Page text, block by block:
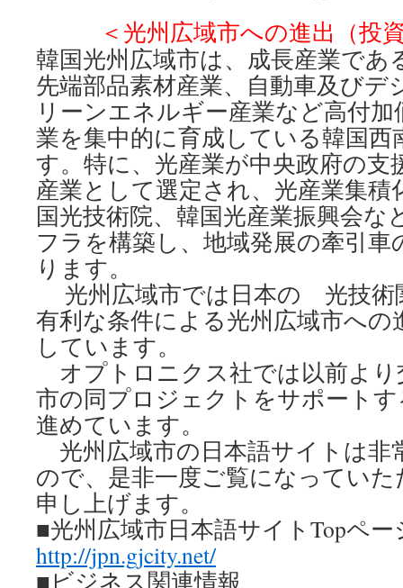
＜光州広域市への進出（投
韓国光州広域市は、成長産業であ
先端部品素材産業、自動車及びデ
リーンエネルギー産業など高付
業を集中的に育成している韓国西
す。特に、光産業が中央政府の支
産業として選定され、光産業集積
国光技術院、韓国光産業振興会な
フラを構築し、地域発展の牽引
ります。
光州広域市では日本の 光技術
有利な条件による光州広域市への
しています。
オプトロニクス社では以前より
市の同プロジェクトをサポート
進めています。
光州広域市の日本語サイトは非
ので、是非一度ご覧になってい
申し上げます。
■光州広域市日本語サイトTopペー
http://jpn.gjcity.net/
■ビジネス関連情報